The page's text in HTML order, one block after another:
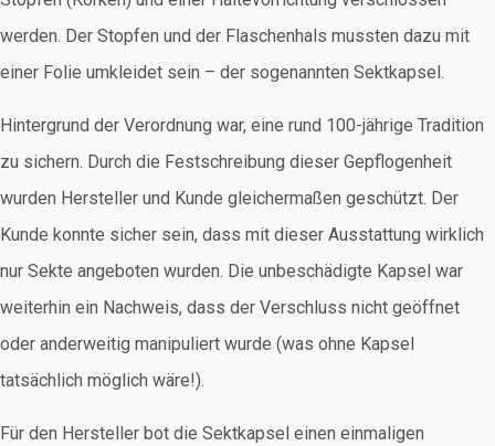
werden. Der Stopfen und der Flaschenhals mussten dazu mit
einer Folie umkleidet sein – der sogenannten Sektkapsel.
Hintergrund der Verordnung war, eine rund 100-jährige Tradition
zu sichern. Durch die Festschreibung dieser Gepflogenheit
wurden Hersteller und Kunde gleichermaßen geschützt. Der
Kunde konnte sicher sein, dass mit dieser Ausstattung wirklich
nur Sekte angeboten wurden. Die unbeschädigte Kapsel war
weiterhin ein Nachweis, dass der Verschluss nicht geöffnet
oder anderweitig manipuliert wurde (was ohne Kapsel
tatsächlich möglich wäre!).
Für den Hersteller bot die Sektkapsel einen einmaligen